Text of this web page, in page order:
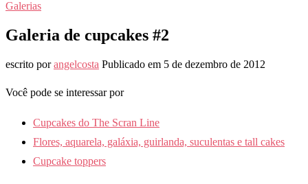
Galerias
Galeria de cupcakes #2
escrito porangelcosta Publicado em 5 de dezembro de 2012
Você pode se interessar por
Cupcakes do The Scran Line
Flores, aquarela, galáxia, guirlanda, suculentas e tall cakes
Cupcake toppers